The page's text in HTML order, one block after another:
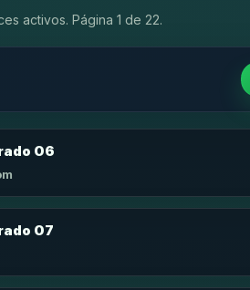
activos. Página 1 de 22.
06
07